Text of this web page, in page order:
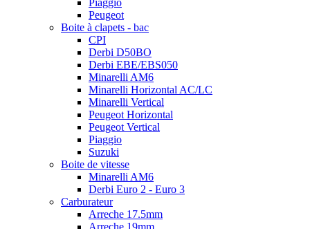
Piaggio
Peugeot
Boite à clapets - bac
CPI
Derbi D50BO
Derbi EBE/EBS050
Minarelli AM6
Minarelli Horizontal AC/LC
Minarelli Vertical
Peugeot Horizontal
Peugeot Vertical
Piaggio
Suzuki
Boite de vitesse
Minarelli AM6
Derbi Euro 2 - Euro 3
Carburateur
Arreche 17.5mm
Arreche 19mm